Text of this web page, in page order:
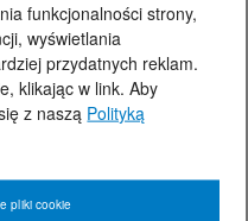
funkcjonalności strony,
wyświetlania
przydatnych reklam.
klikając w link. Aby
z naszą Polityką
pliki cookie